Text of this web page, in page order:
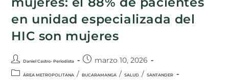
en unidad especializada del
HIC son mujeres
Daniel Castro- Periodista marzo 10, 2026
ÁREA METROPOLITANA / BUCARAMANGA / SALUD / SANTANDER